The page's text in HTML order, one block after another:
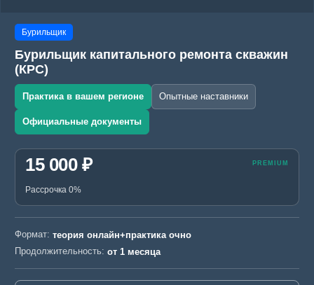
Бурильщик
Бурильщик капитального ремонта скважин
(КРС)
Практика в вашем регионе Опытные наставники
Официальные документы
15 000 ₽
Рассрочка 0%
Формат: теория онлайн+практика очно
Продолжительность: от 1 месяца